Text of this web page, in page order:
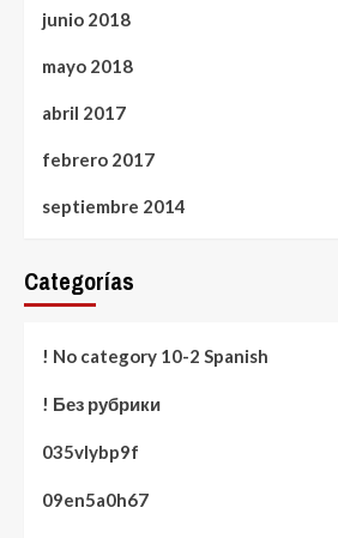
junio 2018
mayo 2018
abril 2017
febrero 2017
septiembre 2014
Categorías
! No category 10-2 Spanish
! Без рубрики
035vlybp9f
09en5a0h67